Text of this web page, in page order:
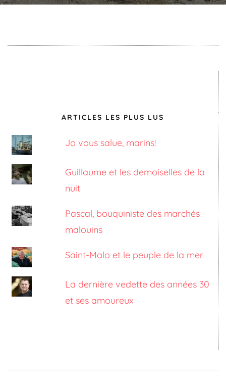
ARTICLES LES PLUS LUS
Jo vous salue, marins!
Guillaume et les demoiselles de la
nuit
Pascal, bouquiniste des marchés
malouins
Saint-Malo et le peuple de la mer
La dernière vedette des années 30
et ses amoureux